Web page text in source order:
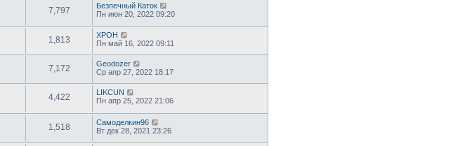
7,797
Безпечный Каток
Пн июн 20, 2022 09:20
1,813
XPOH
Пн май 16, 2022 09:11
7,172
Geodozer
Ср апр 27, 2022 18:17
4,422
LIKCUN
Пн апр 25, 2022 21:06
1,518
Самоделкин96
Вт дек 28, 2021 23:26